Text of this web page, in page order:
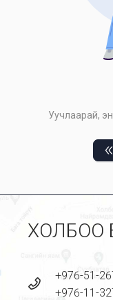
Уучлаарай,
ХОЛБОО
+976-51-
+976-11-